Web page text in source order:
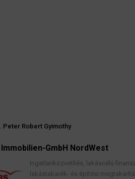
Peter Robert Gyimothy
GmbH NordWest
lakáscélú finanszírozási
és építési megtakarítási